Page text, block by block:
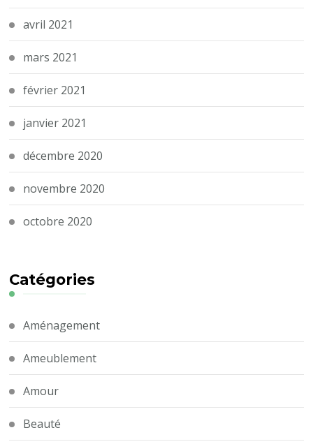
avril 2021
mars 2021
février 2021
janvier 2021
décembre 2020
novembre 2020
octobre 2020
Catégories
Aménagement
Ameublement
Amour
Beauté